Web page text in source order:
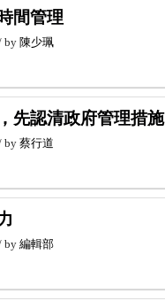
間管理
by 陳少珮
先認清政府管理措施
by 蔡行道
by 編輯部